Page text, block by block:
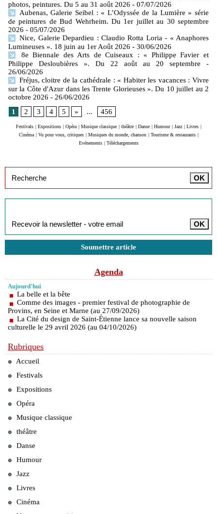
photos, peintures. Du 5 au 31 août 2026 - 07/07/2026
Aubenas, Galerie Seibel : « L’Odyssée de la Lumière » série
de peintures de Bud Wehrheim. Du 1er juillet au 30 septembre
2026 - 05/07/2026
Nice, Galerie Depardieu : Claudio Rotta Loria - « Anaphores
Lumineuses ». 18 juin au 1er Août 2026 - 30/06/2026
8e Biennale des Arts de Cuiseaux : « Philippe Favier et
Philippe Desloubières ». Du 22 août au 20 septembre
-
26/06/2026
Fréjus, cloitre de la cathédrale : « Habiter les vacances : Vivre
sur la Côte d'Azur dans les Trente Glorieuses ». Du 10 juillet au 2
octobre 2026 - 26/06/2026
1
2 3 4 5 » ... 456
Festivals | Expositions | Opéra | Musique classique | théâtre | Danse | Humour | Jazz | Livres |
Cinéma | Vu pour vous, critiques | Musiques du monde, chanson | Tourisme & restaurants |
Evénements | Téléchargements
Soumettre article
Agenda
Aujourd'hui
La belle et la bête
Comme des images - premier festival de photographie de
Provins, en Seine et Marne (au 27/09/2026)
La Cité du design de Saint-Étienne lance sa nouvelle saison
culturelle le 29 avril 2026 (au 04/10/2026)
Rubriques
Accueil
Festivals
Expositions
Opéra
Musique classique
théâtre
Danse
Humour
Jazz
Livres
Cinéma